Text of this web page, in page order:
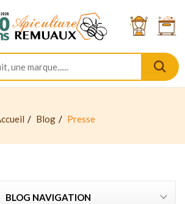
Blog Presse
BLOG NAVIGATION